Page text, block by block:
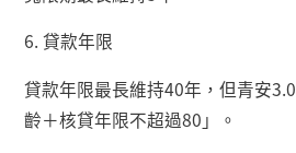
6.貸款年限
貸款年限最長維持40年，但青安3.0
齡＋核貸年限不超過80 」。